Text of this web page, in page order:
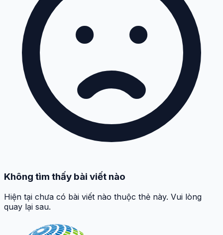
Không tìm thấy bài viết nào
Hiện tại chưa có bài viết nào thuộc thẻ này. Vui lòng
quay lại sau.